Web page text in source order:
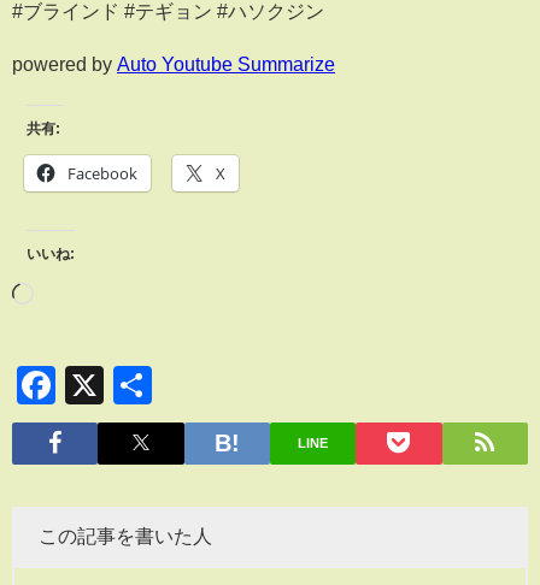
#ブラインド #テギョン #ハソクジン
powered by Auto Youtube Summarize
共有:
Facebook X
いいね:
Facebook
X
有
LINE
この記事を書いた人